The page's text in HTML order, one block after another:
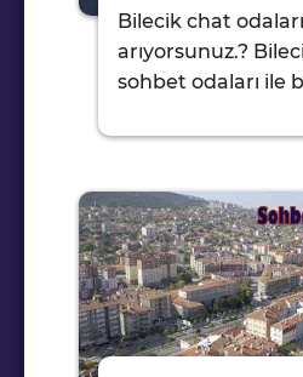
Bilecik chat
arıyorsunuz.?
sohbet odaları ile